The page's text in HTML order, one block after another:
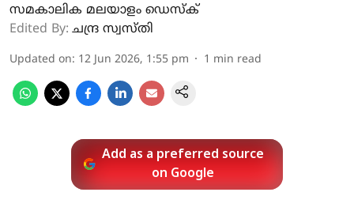
സമകാലിക മലയാളം ഡെസ്ക്
Edited By: ചന്ദ്ര സ്വസ്തി
Updated on: 12 Jun 2026, 1:55 pm 1 min read
Add as a preferred source
on Google